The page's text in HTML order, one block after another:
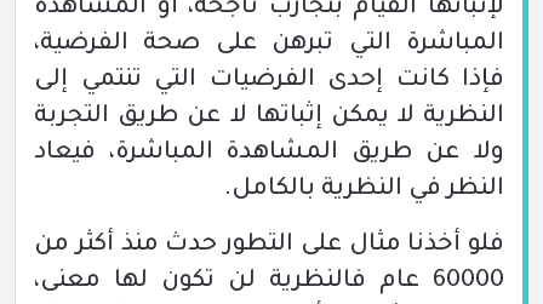
لإثباتها القيام بتجارب ناجحة، أو المشاهدة
المباشرة التي تبرهن على صحة الفرضية،
فإذا كانت إحدى الفرضيات التي تنتمي إلى
النظرية لا يمكن إثباتها لا عن طريق التجربة
ولا عن طريق المشاهدة المباشرة، فيعاد
النظر في النظرية بالكامل.
فلو أخذنا مثال على التطور حدث منذ أكثر من
60000 عام فالنظرية لن تكون لها معنى،